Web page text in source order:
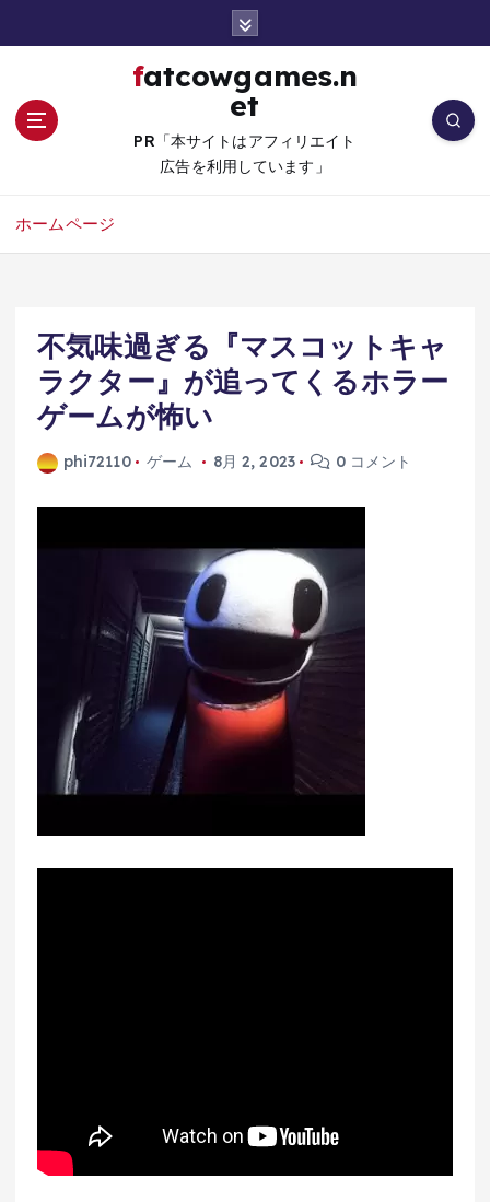
fatcowgames.n
et
PR「本サイトはアフィリエイト
広告を利用しています」
ホームページ
不気味過ぎる『マスコットキャ
ラクター』が追ってくるホラー
ゲームが怖い
phi72110 ゲーム 8月 2, 2023 0 コメント